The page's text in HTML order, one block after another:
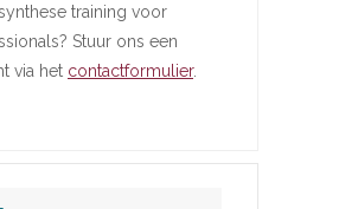
training voor
Stuur ons een
via het contactformulier.